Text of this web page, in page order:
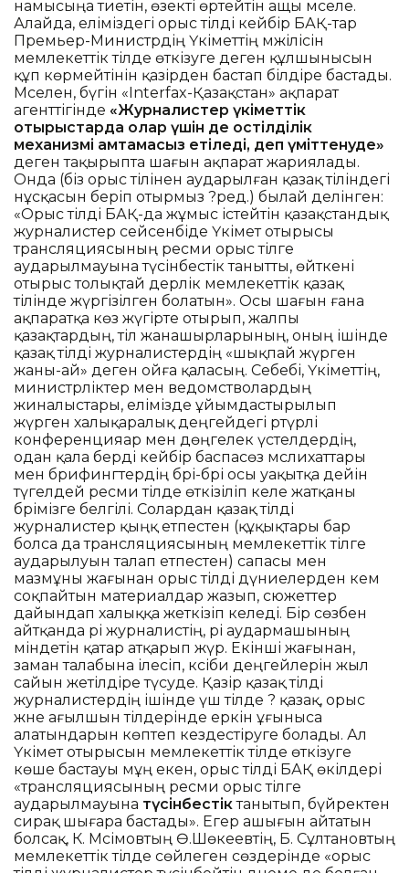
намысыңа тиетін, өзекті өртейтін ащы мәселе.
Алайда, еліміздегі орыс тілді кейбір БАҚ-тар
Премьер-Министрдің Үкіметтің мәжілісін
мемлекеттік тілде өткізуге деген құлшынысын
құп көрмейтінін қазірден бастап білдіре бастады.
Мәселен, бүгін «Interfax-Қазақстан» ақпарат
агенттігінде «Журналистер үкіметтік
отырыстарда олар үшін де қостілділік
механизмі қамтамасыз етіледі, деп үміттенуде»
деген тақырыпта шағын ақпарат жариялады.
Онда (біз орыс тілінен аударылған қазақ тіліндегі
нұсқасын беріп отырмыз ?ред.) былай делінген:
«Орыс тілді БАҚ-да жұмыс істейтін қазақстандық
журналистер сейсенбіде Үкімет отырысы
трансляциясының ресми орыс тілге
аударылмауына түсінбестік танытты, өйткені
отырыс толықтай дерлік мемлекеттік қазақ
тілінде жүргізілген болатын». Осы шағын ғана
ақпаратқа көз жүгірте отырып, жалпы
қазақтардың, тіл жанашырларының, оның ішінде
қазақ тілді журналистердің «шықпай жүрген
жаны-ай» деген ойға қаласың. Себебі, Үкіметтің,
министрліктер мен ведомстволардың
жиналыстары, елімізде ұйымдастырылып
жүрген халықаралық деңгейдегі әртүрлі
конференцияар мен дөңгелек үстелдердің,
одан қала берді кейбір баспасөз мәслихаттары
мен брифингтердің бәрі-бәрі осы уақытқа дейін
түгелдей ресми тілде өткізіліп келе жатқаны
бәрімізге белгілі. Солардан қазақ тілді
журналистер қыңқ етпестен (құқықтары бар
болса да трансляциясының мемлекеттік тілге
аударылуын талап етпестен) сапасы мен
мазмұны жағынан орыс тілді дүниелерден кем
соқпайтын материалдар жазып, сюжеттер
дайындап халыққа жеткізіп келеді. Бір сөзбен
айтқанда әрі журналистің, әрі аудармашының
міндетін қатар атқарып жүр. Екінші жағынан,
заман талабына ілесіп, кәсіби деңгейлерін жыл
сайын жетілдіре түсуде. Қазір қазақ тілді
журналистердің ішінде үш тілде ? қазақ, орыс
және ағылшын тілдерінде еркін ұғыныса
алатындарын көптеп кездестіруге болады. Ал
Үкімет отырысын мемлекеттік тілде өткізуге
көше бастауы мұң екен, орыс тілді БАҚ өкілдері
«трансляциясының ресми орыс тілге
аударылмауына түсінбестіктанытып, бүйректен
сирақ шығара бастады». Егер ашығын айтатын
болсақ, К. Мәсімовтың Ө.Шөкеевтің, Б. Сұлтановтың
мемлекеттік тілде сөйлеген сөздерінде «орыс